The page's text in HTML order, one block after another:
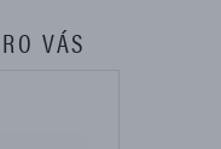
VÁS